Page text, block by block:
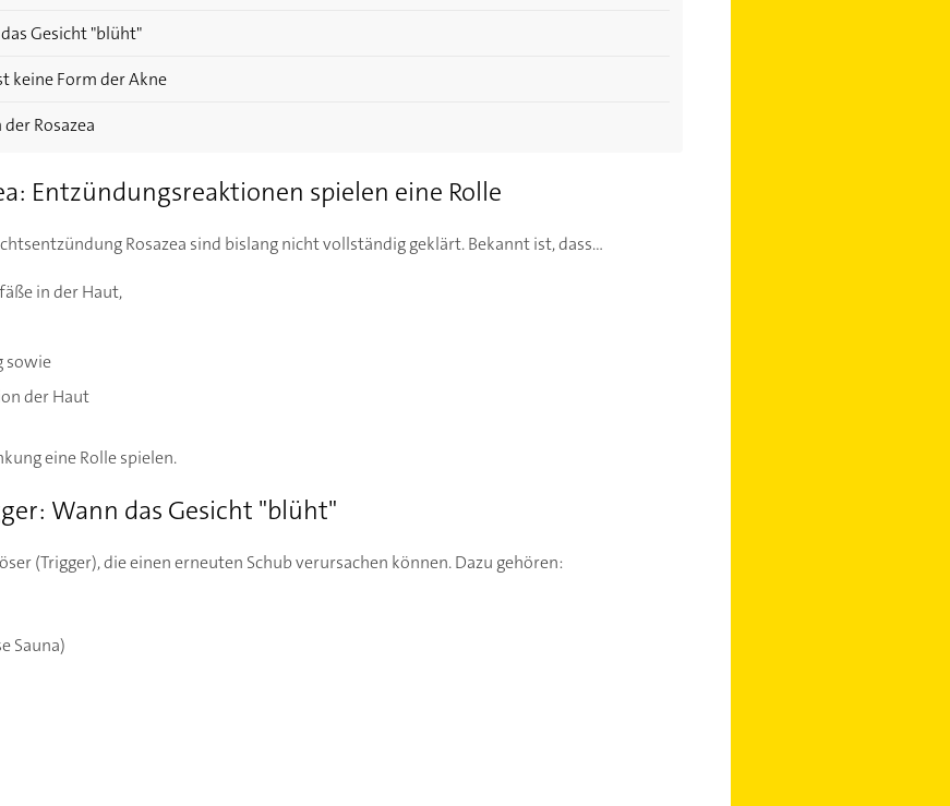
Gesicht "blüht"
keine Form der Akne
Rosazea
Entzündungsreaktionen spielen eine Rolle
Rosazea sind bislang nicht vollständig geklärt. Bekannt ist, dass...
in der Haut,
sowie
der Haut
eine Rolle spielen.
Wann das Gesicht "blüht"
(Trigger), die einen erneuten Schub verursachen können. Dazu gehören:
Sauna)